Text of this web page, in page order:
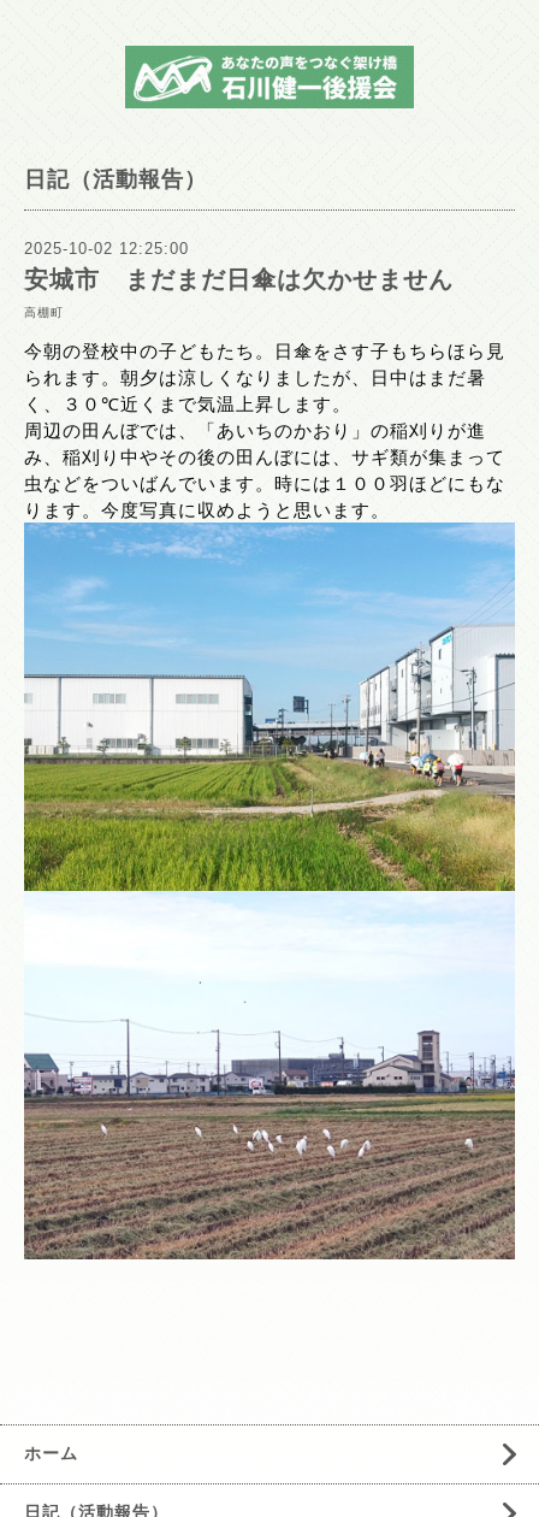
日記（活動報告）
2025-10-02 12:25:00
安城市 まだまだ日傘は欠かせません
高棚町
今朝の登校中の子どもたち。日傘をさす子もちらほら見
られます。朝夕は涼しくなりましたが、日中はまだ暑
く、３０℃近くまで気温上昇します。
周辺の田んぼでは、「あいちのかおり」の稲刈りが進
み、稲刈り中やその後の田んぼには、サギ類が集まって
虫などをついばんでいます。時には１００羽ほどにもな
ります。今度写真に収めようと思います。
ホーム
日記（活動報告）